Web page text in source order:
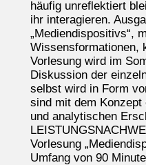
häufig unreflektiert
ihr interagieren.
„Mediendispositivs“,
Wissensformationen,
Vorlesung wird im
Diskussion der
selbst wird in Form
sind mit dem
und analytischen
Vorlesung
Umfang von 90